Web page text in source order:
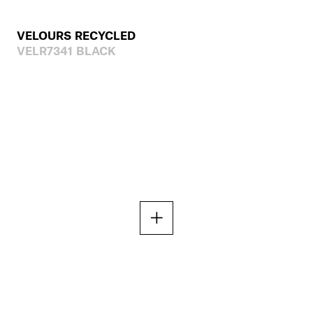
VELOURS RECYCLED
VELR7341 BLACK